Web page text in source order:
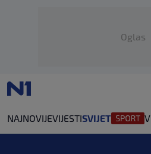
Oglas
NAJNOVIJEVIJESTISVIJET